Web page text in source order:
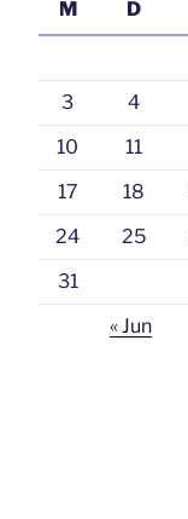
M
D
3
4
10
11
17
18
24
25
31
« Jun